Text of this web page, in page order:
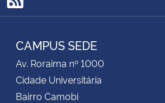
RSS
CAMPUS SEDE
Av. Roraima nº 1000
Cidade Universitária
Bairro Camobi